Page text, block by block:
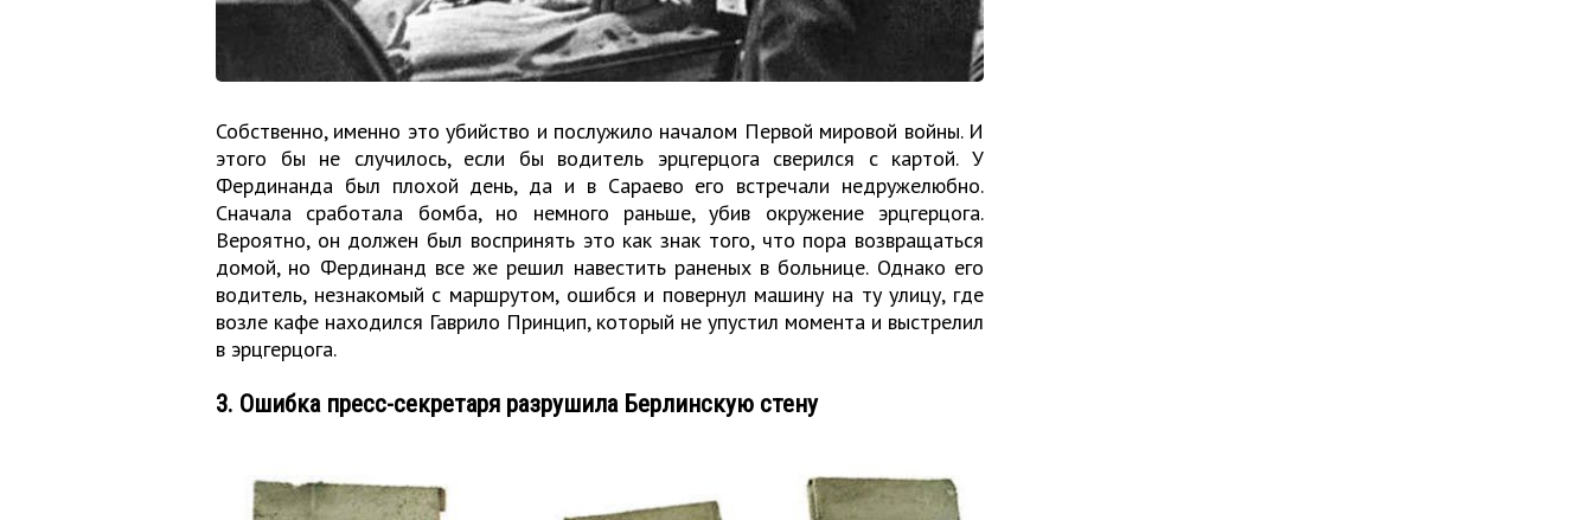
Собственно, именно это убийство и послужило началом Первой мировой войны. И
этого бы не случилось, если бы водитель эрцгерцога сверился с картой. У
Фердинанда был плохой день, да и в Сараево его встречали недружелюбно.
Сначала сработала бомба, но немного раньше, убив окружение эрцгерцога.
Вероятно, он должен был воспринять это как знак того, что пора возвращаться
домой, но Фердинанд все же решил навестить раненых в больнице. Однако его
водитель, незнакомый с маршрутом, ошибся и повернул машину на ту улицу, где
возле кафе находился Гаврило Принцип, который не упустил момента и выстрелил
в эрцгерцога.
3. Ошибка пресс-секретаря разрушила Берлинскую стену